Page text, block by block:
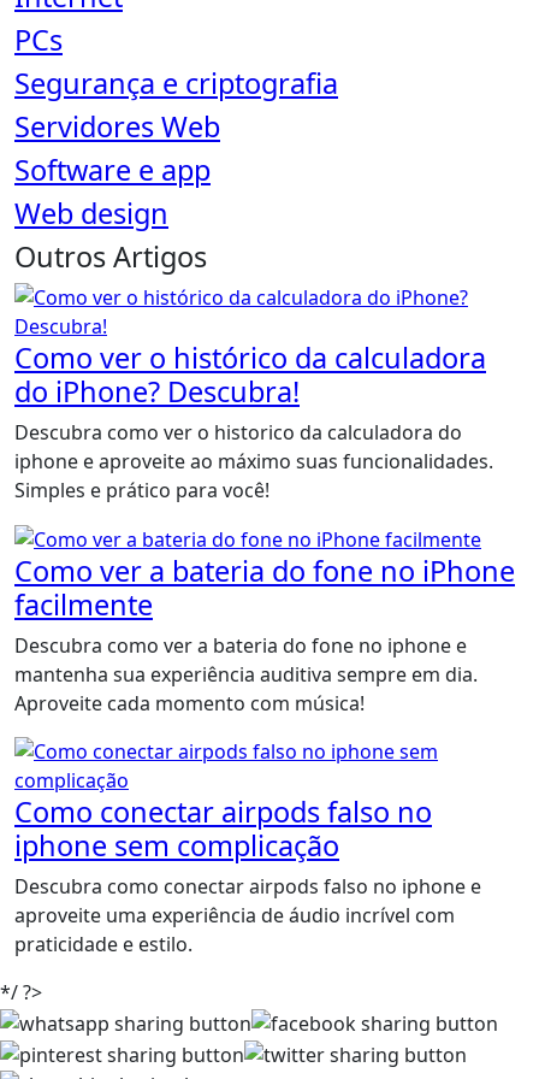
PCs
Segurança e criptografia
Servidores Web
Software e app
Web design
Outros Artigos
Como ver o histórico da calculadora
do iPhone? Descubra!
Descubra como ver o historico da calculadora do
iphone e aproveite ao máximo suas funcionalidades.
Simples e prático para você!
Como ver a bateria do fone no iPhone
facilmente
Descubra como ver a bateria do fone no iphone e
mantenha sua experiência auditiva sempre em dia.
Aproveite cada momento com música!
Como conectar airpods falso no
iphone sem complicação
Descubra como conectar airpods falso no iphone e
aproveite uma experiência de áudio incrível com
praticidade e estilo.
*/ ?>